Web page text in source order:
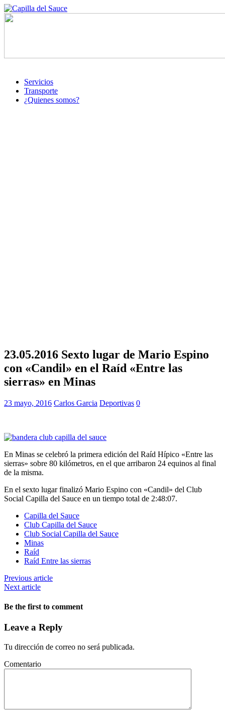
Servicios
Transporte
¿Quienes somos?
23.05.2016 Sexto lugar de Mario Espino
con «Candil» en el Raíd «Entre las
sierras» en Minas
23 mayo, 2016 Carlos Garcia Deportivas 0
En Minas se celebró la primera edición del Raíd Hípico «Entre las
sierras» sobre 80 kilómetros, en el que arribaron 24 equinos al final
de la misma.
En el sexto lugar finalizó Mario Espino con «Candil» del Club
Social Capilla del Sauce en un tiempo total de 2:48:07.
Capilla del Sauce
Club Capilla del Sauce
Club Social Capilla del Sauce
Minas
Raíd
Raíd Entre las sierras
Previous article
Next article
Be the first to comment
Leave a Reply
Tu dirección de correo no será publicada.
Comentario